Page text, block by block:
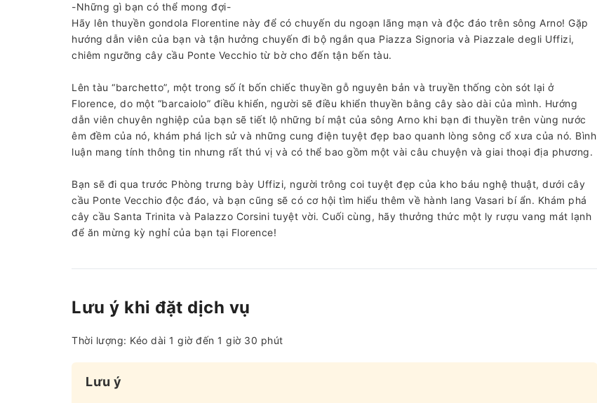
-Những gì bạn có thể mong đợi-
Hãy lên thuyền gondola Florentine này để có chuyến du ngoạn lãng mạn và độc đáo trên sông Arno! Gặp
hướng dẫn viên của bạn và tận hưởng chuyến đi bộ ngắn qua Piazza Signoria và Piazzale degli Uffizi,
chiêm ngưỡng cây cầu Ponte Vecchio từ bờ cho đến tận bến tàu.
Lên tàu “barchetto”, một trong số ít bốn chiếc thuyền gỗ nguyên bản và truyền thống còn sót lại ở
Florence, do một “barcaiolo” điều khiển, người sẽ điều khiển thuyền bằng cây sào dài của mình. Hướng
dẫn viên chuyên nghiệp của bạn sẽ tiết lộ những bí mật của sông Arno khi bạn đi thuyền trên vùng nước
êm đềm của nó, khám phá lịch sử và những cung điện tuyệt đẹp bao quanh lòng sông cổ xưa của nó. Bình
luận mang tính thông tin nhưng rất thú vị và có thể bao gồm một vài câu chuyện và giai thoại địa phương.
Bạn sẽ đi qua trước Phòng trưng bày Uffizi, người trông coi tuyệt đẹp của kho báu nghệ thuật, dưới cây
cầu Ponte Vecchio độc đáo, và bạn cũng sẽ có cơ hội tìm hiểu thêm về hành lang Vasari bí ẩn. Khám phá
cây cầu Santa Trinita và Palazzo Corsini tuyệt vời. Cuối cùng, hãy thưởng thức một ly rượu vang mát lạnh
để ăn mừng kỳ nghỉ của bạn tại Florence!
Lưu ý khi đặt dịch vụ
Thời lượng: Kéo dài 1 giờ đến 1 giờ 30 phút
Lưu ý